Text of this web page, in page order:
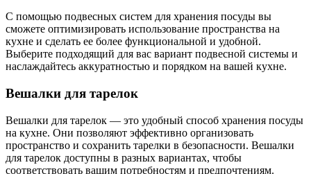
С помощью подвесных систем для хранения посуды вы
сможете оптимизировать использование пространства на
кухне и сделать ее более функциональной и удобной.
Выберите подходящий для вас вариант подвесной системы и
наслаждайтесь аккуратностью и порядком на вашей кухне.
Вешалки для тарелок
Вешалки для тарелок — это удобный способ хранения посуды
на кухне. Они позволяют эффективно организовать
пространство и сохранить тарелки в безопасности. Вешалки
для тарелок доступны в разных вариантах, чтобы
соответствовать вашим потребностям и предпочтениям.